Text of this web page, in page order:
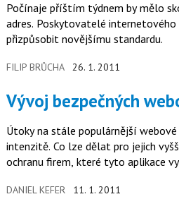
Počínaje příštím týdnem by mělo
adres. Poskytovatelé
přizpůsobit novějšímu standardu.
FILIP BRŮCHA 26. 1. 2011
Vývoj bezpečných
Útoky na stále populárnější
intenzitě. Co lze dělat pro jejich
ochranu firem, které tyto aplikace
DANIEL KEFER 11. 1. 2011